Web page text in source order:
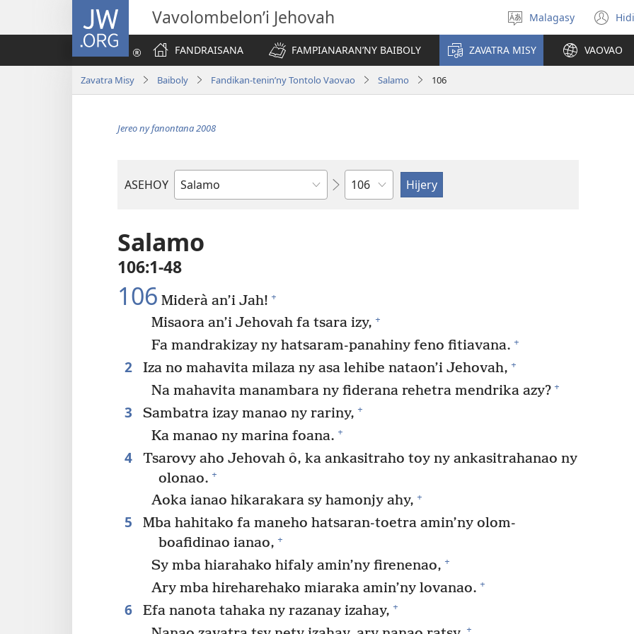
JW.ORG Vavolombelon’i Jehovah
Hifidy
fiteny
Malagasy
FANDRAISANA
FAMPIANARAN’NY BAIBOLY ZAVATRA MISY VAOVAO
Zavatra Misy Baiboly Fandikan-tenin’ny Tontolo Vaovao Salamo 106
Jereo ny fanontana 2008
ASEHOY
Boky
Baiboly
Toko
Salamo
106:1-48
106 Miderà an’i Jah! +
Misaora an’i Jehovah fa tsara izy, +
Fa mandrakizay ny hatsaram-panahiny feno fitiavana. +
2 Iza no mahavita milaza ny asa lehibe nataon’i Jehovah, +
Na mahavita manambara ny fiderana rehetra mendrika azy? +
3 Sambatra izay manao ny rariny, +
Ka manao ny marina foana. +
4
Tsarovy aho Jehovah ô, ka ankasitraho toy ny ankasitrahanao ny
olonao. +
Aoka ianao hikarakara sy hamonjy ahy, +
5
Mba hahitako fa maneho hatsaran-toetra amin’ny olom-
boafidinao ianao, +
Sy mba hiarahako hifaly amin’ny firenenao, +
Ary mba hireharehako miaraka amin’ny lovanao. +
6 Efa nanota tahaka ny razanay izahay, +
+